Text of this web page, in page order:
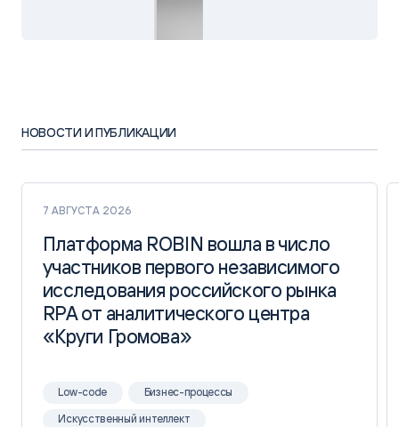
НОВОСТИ И ПУБЛИКАЦИИ
7 АВГУСТА 2026
Платформа ROBIN вошла в число
участников первого независимого
исследования российского рынка
RPA от аналитического центра
«Круги Громова»
Платформа ROBIN вошла в число
участников первого независимого
исследования российского рынка
RPA от аналитического центра
«Круги Громова»
Low-code Бизнес-процессы
Искусственный интеллект